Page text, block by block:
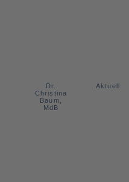
Dr.
Christina
Baum,
MdB
Aktuell